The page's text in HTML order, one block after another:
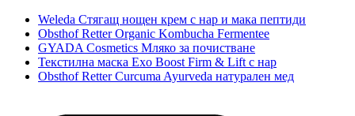
Weleda Стягащ нощен крем с нар и мака пептиди
Obsthof Retter Organic Kombucha Fermentee
GYADA Cosmetics Мляко за почистване
Текстилна маска Exo Boost Firm & Lift с нар
Obsthof Retter Curcuma Ayurveda натурален мед